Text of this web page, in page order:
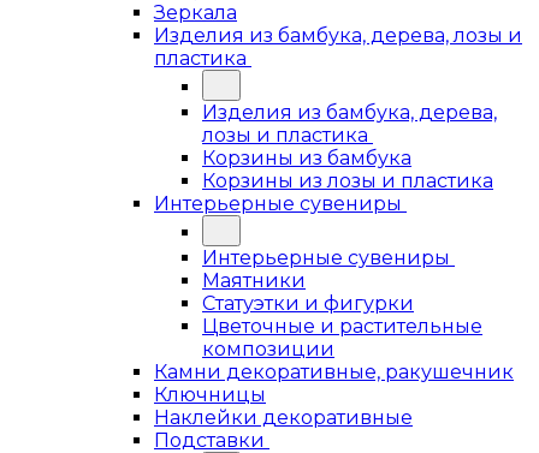
Зеркала
Изделия из бамбука, дерева, лозы и
пластика
Изделия из бамбука, дерева,
лозы и пластика
Корзины из бамбука
Корзины из лозы и пластика
Интерьерные сувениры
Интерьерные сувениры
Маятники
Статуэтки и фигурки
Цветочные и растительные
композиции
Камни декоративные, ракушечник
Ключницы
Наклейки декоративные
Подставки